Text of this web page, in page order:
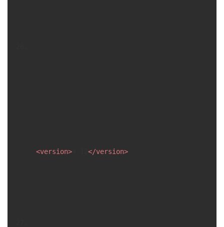
<version> </version>